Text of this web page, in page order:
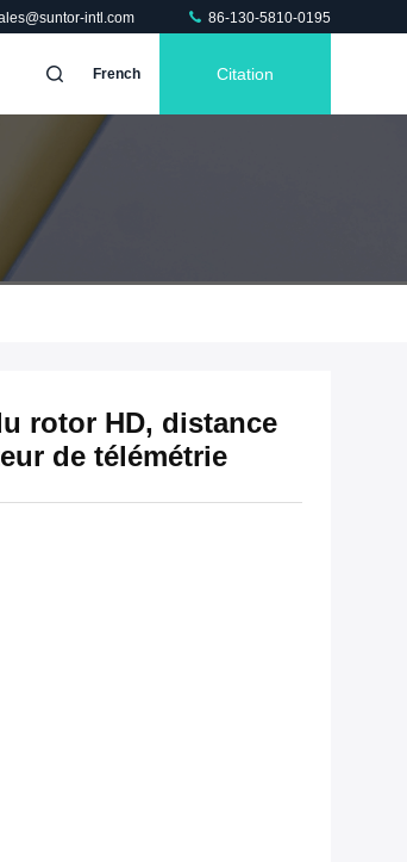
intl.com 86-130-5810-0195
French Citation
rotor HD, distance
de télémétrie